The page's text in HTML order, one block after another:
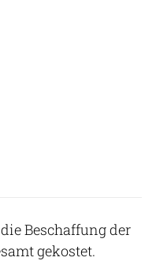
Beschaffung der
gekostet.